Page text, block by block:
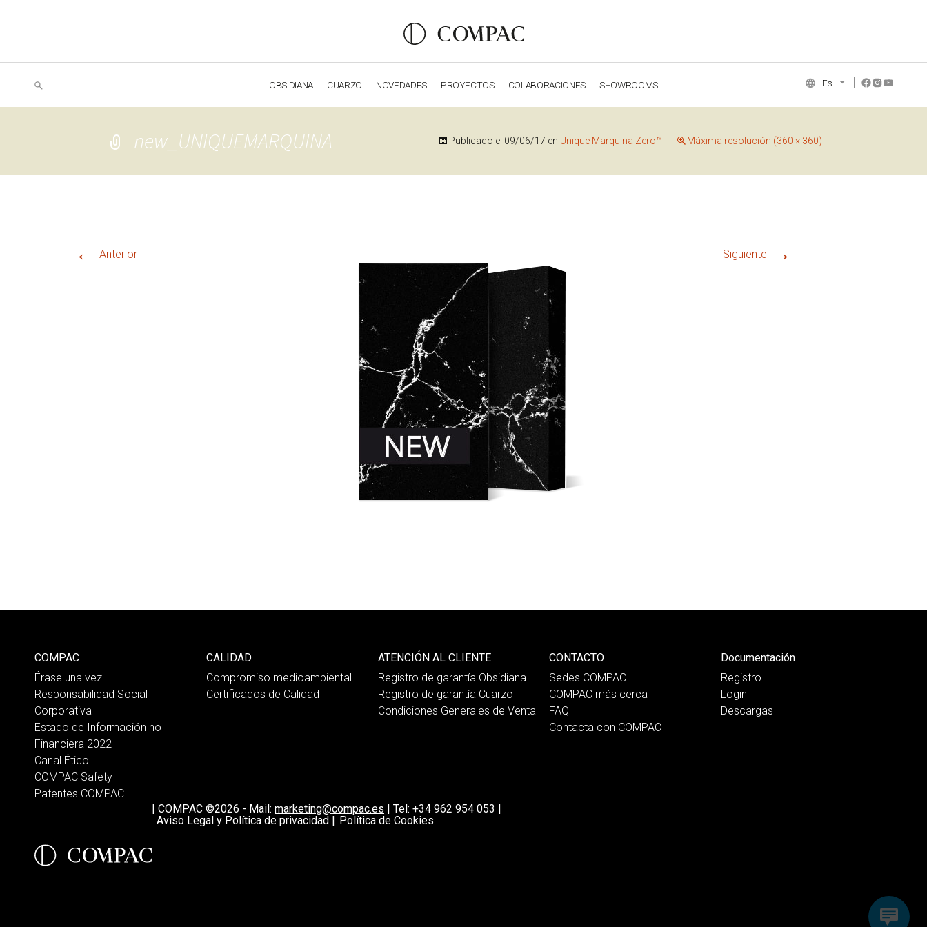
OBSIDIANA CUARZO NOVEDADES PROYECTOS COLABORACIONES SHOWROOMS Es
new_UNIQUEMARQUINA Publicado el 09/06/17 en Unique Marquina Zero™ Máxima resolución (360 × 360)
← Anterior Siguiente →
COMPAC
Érase una vez…
Responsabilidad Social
Corporativa
Estado de Información no
Financiera 2022
Canal Ético
COMPAC Safety
Patentes COMPAC
CALIDAD
Compromiso medioambiental
Certificados de Calidad
ATENCIÓN AL CLIENTE
Registro de garantía Obsidiana
Registro de garantía Cuarzo
Condiciones Generales de Venta
CONTACTO
Sedes COMPAC
COMPAC más cerca
FAQ
Contacta con COMPAC
Documentación
Registro
Login
Descargas
| COMPAC ©2026 - Mail: marketing@compac.es | Tel: +34 962 954 053 |
Aviso Legal y Política de privacidad | Política de Cookies